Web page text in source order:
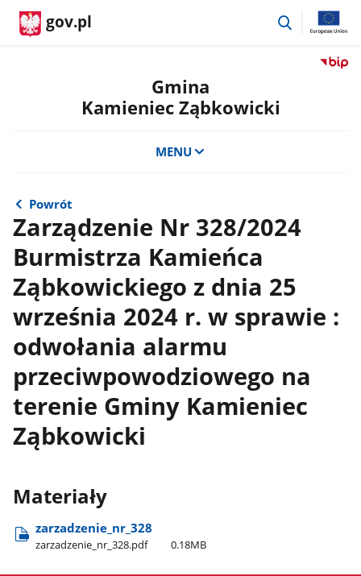
gov.pl
przejdź
Przejdź
Gmina
Kamieniec Ząbkowicki
MENU
Powrót
Zarządzenie Nr 328/2024
Burmistrza Kamieńca
Ząbkowickiego z dnia 25
września 2024 r. w sprawie :
odwołania alarmu
przeciwpowodziowego na
terenie Gminy Kamieniec
Ząbkowicki
Materiały
zarzadzenie​_nr​_328
zarzadzenie​_nr​_328.pdf 0.18MB